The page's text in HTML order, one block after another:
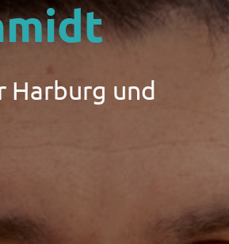
Harburg und